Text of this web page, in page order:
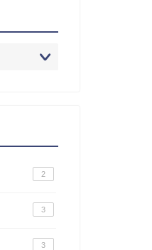
2
3
3